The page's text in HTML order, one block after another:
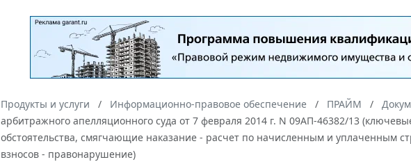
Продукты и услуги Информационно-правовое обеспечение ПРАЙМ
арбитражного апелляционного суда от 7 февраля 2014 г. N 09АП-46382/13
обстоятельства, смягчающие наказание - расчет по начисленным и уплаченным
взносов - правонарушение)